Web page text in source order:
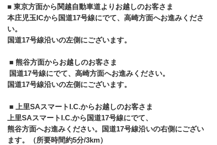
■ 東京方面から関越自動車道よりお越しのお客さま
本庄児玉ICから国道17号線にでて、高崎方面へお進みくださ
い。
国道17号線沿いの左側にございます。
■ 熊谷方面からお越しのお客さま
国道17号線にでて、高崎方面へお進みください。
国道17号線沿いの左側にございます。
■ 上里SAスマートI.C.からお越しのお客さま
上里SAスマートI.C.から国道17号線にでて、
熊谷方面へお進みください。国道17号線沿いの右側にござい
ます。（所要時間約5分/3km）